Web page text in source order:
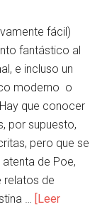
fácil)
fantástico al
e incluso un
moderno o
que conocer
por supuesto,
pero que se
de Poe,
relatos de
… [Leer